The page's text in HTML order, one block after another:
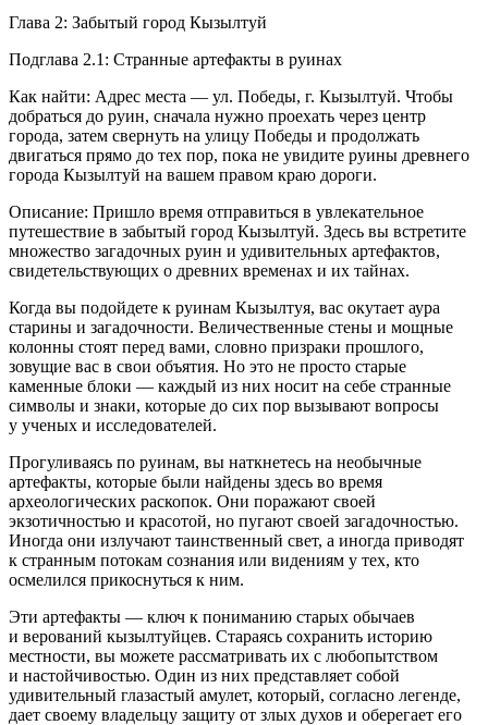
Глава 2: Забытый город Кызылтуй
Подглава 2.1: Странные артефакты в руинах
Как найти: Адрес места — ул. Победы, г. Кызылтуй. Чтобы
добраться до руин, сначала нужно проехать через центр
города, затем свернуть на улицу Победы и продолжать
двигаться прямо до тех пор, пока не увидите руины древнего
города Кызылтуй на вашем правом краю дороги.
Описание: Пришло время отправиться в увлекательное
путешествие в забытый город Кызылтуй. Здесь вы встретите
множество загадочных руин и удивительных артефактов,
свидетельствующих о древних временах и их тайнах.
Когда вы подойдете к руинам Кызылтуя, вас окутает аура
старины и загадочности. Величественные стены и мощные
колонны стоят перед вами, словно призраки прошлого,
зовущие вас в свои объятия. Но это не просто старые
каменные блоки — каждый из них носит на себе странные
символы и знаки, которые до сих пор вызывают вопросы
у ученых и исследователей.
Прогуливаясь по руинам, вы наткнетесь на необычные
артефакты, которые были найдены здесь во время
археологических раскопок. Они поражают своей
экзотичностью и красотой, но пугают своей загадочностью.
Иногда они излучают таинственный свет, а иногда приводят
к странным потокам сознания или видениям у тех, кто
осмелился прикоснуться к ним.
Эти артефакты — ключ к пониманию старых обычаев
и верований кызылтуйцев. Стараясь сохранить историю
местности, вы можете рассматривать их с любопытством
и настойчивостью. Один из них представляет собой
удивительный глазастый амулет, который, согласно легенде,
дает своему владельцу защиту от злых духов и оберегает его